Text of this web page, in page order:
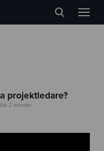
projektledare?
2 minuter